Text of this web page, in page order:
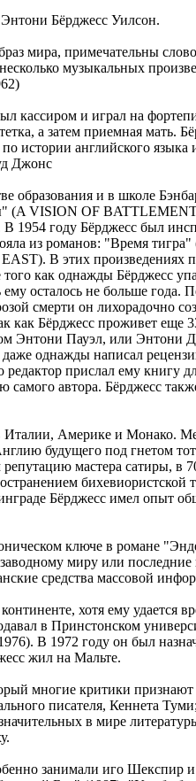
Бёрджесс Уилсон.
мира, примечательны
музыкальных
кассиром и играл на
а затем приемная мать.
истории английского
Джонс
образования и в школе
(A VISION OF
году Бёрджесс был
из романов: "Время
В этих произведениях
как однажды Бёрджесс
осталось не больше года.
смерти он лихорадочно
как Бёрджесс проживет еще
Энтони Пауэл, или Энтони
однажды написал
прислал ему книгу
самого автора. Бёрджесс
Италии, Америке и Монако.
будущего под гнетом
мастера сатиры, в
Бёрджесс имел опыт
ключе в романе
миру или
средства массовой
хотя ему удается
в Принстонском
В 1972 году он был
жил на Мальте.
многие критики
писателя, Кеннета
в мире
занимали иго